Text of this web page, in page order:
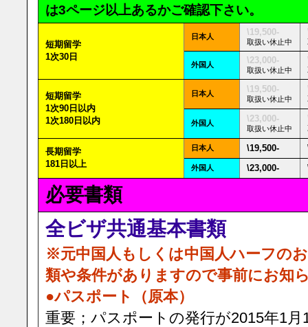
は3ページ以上あるかご確認下さい。
短期留学
1次30日
日本人 \19,500-
取扱い休止中
外国人 \23,000-
取扱い休止中
短期留学
1次90日以内
1次180日以内
日本人 \19,500-
取扱い休止中
外国人 \23,000-
取扱い休止中
長期留学
181日以上
日本人 \19,500-
外国人 \23,000-
必要書類
全ビザ共通基本書類
※元中国人もしくは中国人ハーフの
類や条件がありますので事前にお知
●パスポート（原本）
重要；パスポートの発行が2015年1